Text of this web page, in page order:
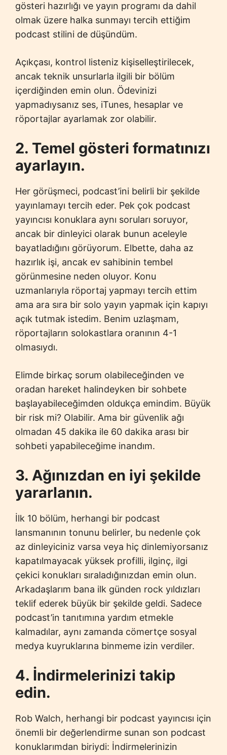
gösteri hazırlığı ve yayın programı da dahil
olmak üzere halka sunmayı tercih ettiğim
podcast stilini de düşündüm.
Açıkçası, kontrol listeniz kişiselleştirilecek,
ancak teknik unsurlarla ilgili bir bölüm
içerdiğinden emin olun. Ödevinizi
yapmadıysanız ses, iTunes, hesaplar ve
röportajlar ayarlamak zor olabilir.
2. Temel gösteri formatınızı
ayarlayın.
Her görüşmeci, podcast’ini belirli bir şekilde
yayınlamayı tercih eder. Pek çok podcast
yayıncısı konuklara aynı soruları soruyor,
ancak bir dinleyici olarak bunun aceleyle
bayatladığını görüyorum. Elbette, daha az
hazırlık işi, ancak ev sahibinin tembel
görünmesine neden oluyor. Konu
uzmanlarıyla röportaj yapmayı tercih ettim
ama ara sıra bir solo yayın yapmak için kapıyı
açık tutmak istedim. Benim uzlaşmam,
röportajların solokastlara oranının 4-1
olmasıydı.
Elimde birkaç sorum olabileceğinden ve
oradan hareket halindeyken bir sohbete
başlayabileceğimden oldukça emindim. Büyük
bir risk mi? Olabilir. Ama bir güvenlik ağı
olmadan 45 dakika ile 60 dakika arası bir
sohbeti yapabileceğime inandım.
3. Ağınızdan en iyi şekilde
yararlanın.
İlk 10 bölüm, herhangi bir podcast
lansmanının tonunu belirler, bu nedenle çok
az dinleyiciniz varsa veya hiç dinlemiyorsanız
kapatılmayacak yüksek profilli, ilginç, ilgi
çekici konukları sıraladığınızdan emin olun.
Arkadaşlarım bana ilk günden rock yıldızları
teklif ederek büyük bir şekilde geldi. Sadece
podcast’in tanıtımına yardım etmekle
kalmadılar, aynı zamanda cömertçe sosyal
medya kuyruklarına binmeme izin verdiler.
4. İndirmelerinizi takip
edin.
Rob Walch, herhangi bir podcast yayıncısı için
önemli bir değerlendirme sunan son podcast
konuklarımdan biriydi: İndirmelerinizin